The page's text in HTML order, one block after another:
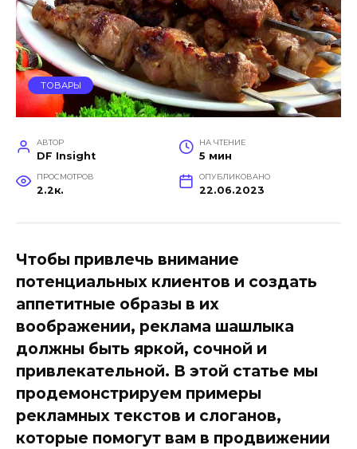
ТОВАРЫ
АВТОР
DF Insight
НА ЧТЕНИЕ
5 мин
ПРОСМОТРОВ
2.2к.
ОПУБЛИКОВАНО
22.06.2023
Чтобы привлечь внимание
потенциальных клиентов и создать
аппетитные образы в их
воображении, реклама шашлыка
должны быть яркой, сочной и
привлекательной. В этой статье мы
продемонстрируем примеры
рекламных текстов и слоганов,
которые помогут вам в продвижении